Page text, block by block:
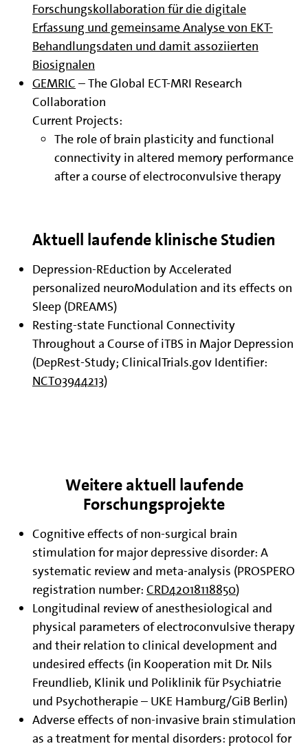
Forschungskollaboration für die digitale
Erfassung und gemeinsame Analyse von EKT-
Behandlungsdaten und damit assoziierten
Biosignalen
GEMRIC – The Global ECT-MRI Research
Collaboration
Current Projects:
The role of brain plasticity and functional
connectivity in altered memory performance
after a course of electroconvulsive therapy
Aktuell laufende klinische Studien
Depression-REduction by Accelerated
personalized neuroModulation and its effects on
Sleep (DREAMS)
Resting-state Functional Connectivity
Throughout a Course of iTBS in Major Depression
(DepRest-Study; ClinicalTrials.gov Identifier:
NCT03944213)
Weitere aktuell laufende
Forschungsprojekte
Cognitive effects of non-surgical brain
stimulation for major depressive disorder: A
systematic review and meta-analysis (PROSPERO
registration number: CRD42018118850)
Longitudinal review of anesthesiological and
physical parameters of electroconvulsive therapy
and their relation to clinical development and
undesired effects (in Kooperation mit Dr. Nils
Freundlieb, Klinik und Poliklinik für Psychiatrie
und Psychotherapie – UKE Hamburg/GiB Berlin)
Adverse effects of non-invasive brain stimulation
as a treatment for mental disorders: protocol for